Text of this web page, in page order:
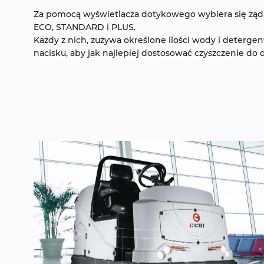
Za pomocą wyświetlacza dotykowego wybiera się
ECO, STANDARD i PLUS.
Każdy z nich, zużywa określone ilości wody i
nacisku, aby jak najlepiej dostosować czyszczenie do